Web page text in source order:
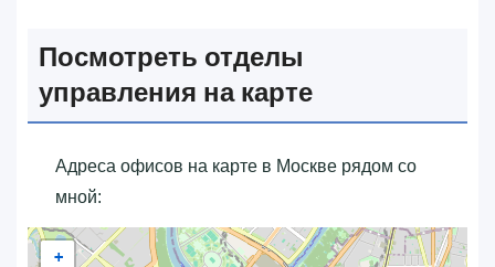
Посмотреть отделы
управления на карте
Адреса офисов на карте в Москве рядом со
мной:
+